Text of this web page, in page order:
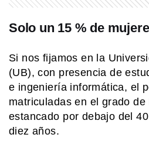
Solo un 15 % de
Si nos fijamos en la
(UB), con presencia de
e ingeniería informática, el
matriculadas en el grado
estancado por debajo del
diez años.
EL MUNDO
Barbican
dentro de la
EL MUNDO
Brochs: las
que solo